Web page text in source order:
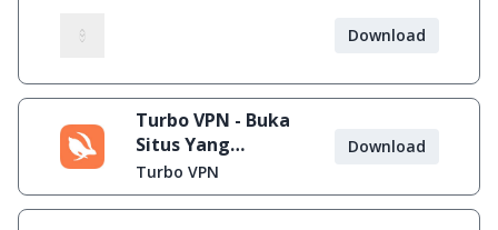
Download
Turbo VPN - Buka
Situs Yang
Diblokir
Turbo VPN
Download